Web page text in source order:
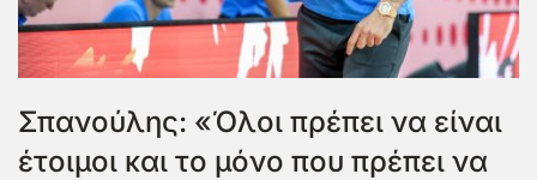
Σπανούλης: «Όλοι πρέπει να είναι
έτοιμοι και το μόνο που πρέπει να